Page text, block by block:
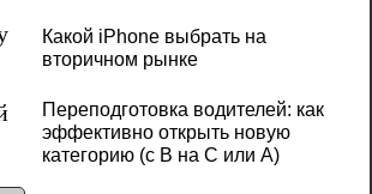
Какой iPhone выбрать на
вторичном рынке
Переподготовка водителей: как
эффективно открыть новую
категорию (с B на C или А)